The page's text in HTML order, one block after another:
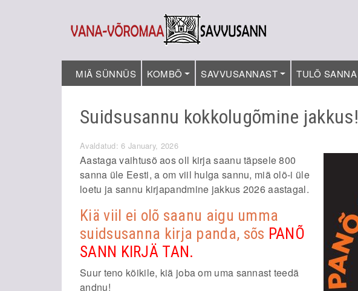
MIÄ SÜNNÜS KOMBÕ SAVVUSANNAST TULÕ SANNA
Suidsusannu kokkolugõmine jakkus!
Avaldatud: 6 January, 2026
Aastaga vaihtusõ aos oll kirja saanu täpsele 800
sanna üle Eesti, a om viil hulga sannu, miä olõ-i üle
loetu ja sannu kirjapandmine jakkus 2026 aastagal.
Kiä viil ei olõ saanu aigu umma
suidsusanna kirja panda, sõs PANÕ
SANN KIRJÄ TAN.
Suur teno kõikile, kiä joba om uma sannast teedä
andnu!